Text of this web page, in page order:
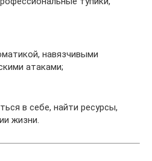
навязчивыми
атаками;
в себе, найти ресурсы,
жизни.